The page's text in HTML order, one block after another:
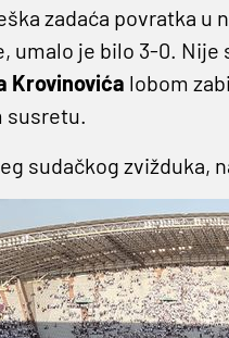
zadaća povratka u
umalo je bilo 3-0. Nije
Krovinovića lobom
susretu.
sudačkog zvižduka,